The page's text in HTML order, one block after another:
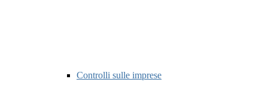
Controlli sulle imprese